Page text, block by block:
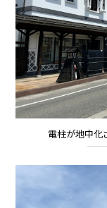
電柱が地中化